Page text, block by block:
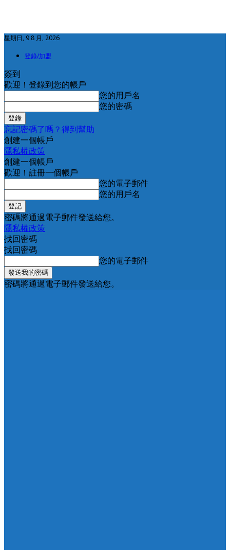
星期日, 9 8 月, 2026
登錄/加盟
簽到
歡迎！登錄到您的帳戶
您的用戶名
您的密碼
忘記密碼了嗎？得到幫助
創建一個帳戶
隱私權政策
創建一個帳戶
歡迎！註冊一個帳戶
您的電子郵件
您的用戶名
密碼將通過電子郵件發送給您。
隱私權政策
找回密碼
找回密碼
您的電子郵件
密碼將通過電子郵件發送給您。